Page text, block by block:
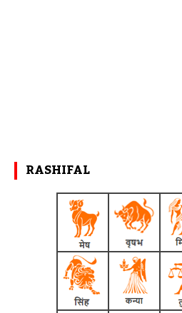
RASHIFAL